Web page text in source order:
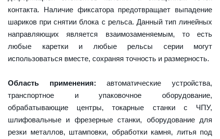
контакта. Наличие фиксатора предотвращает выпадение
шариков при снятии блока с рельса. Данный тип линейных
направляющих является взаимозаменяемым, то есть
любые каретки и любые рельсы серии могут
использоваться вместе, сохраняя точность и размерность.
Область применения: автоматические устройства,
транспортное и упаковочное оборудование,
обрабатывающие центры, токарные станки с ЧПУ,
шлифовальные и фрезерные станки, оборудование для
резки металлов, штамповки, обработки камня, литья под